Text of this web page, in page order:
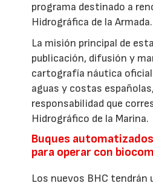
programa destinado a
Hidrográfica de la Armada.
La misión principal de
publicación, difusión y
cartografía náutica oficial
aguas y costas
responsabilidad que
Hidrográfico de la Marina.
Buques
para operar con
Los nuevos BHC tendrán